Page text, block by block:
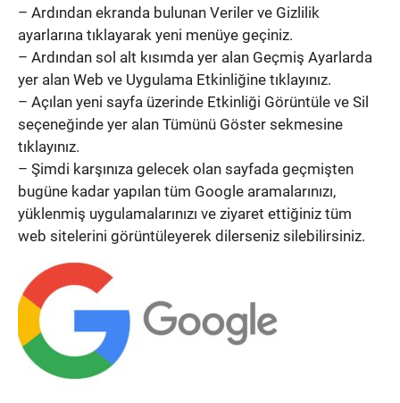
– Ardından ekranda bulunan Veriler ve Gizlilik
ayarlarına tıklayarak yeni menüye geçiniz.
– Ardından sol alt kısımda yer alan Geçmiş Ayarlarda
yer alan Web ve Uygulama Etkinliğine tıklayınız.
– Açılan yeni sayfa üzerinde Etkinliği Görüntüle ve Sil
seçeneğinde yer alan Tümünü Göster sekmesine
tıklayınız.
– Şimdi karşınıza gelecek olan sayfada geçmişten
bugüne kadar yapılan tüm Google aramalarınızı,
yüklenmiş uygulamalarınızı ve ziyaret ettiğiniz tüm
web sitelerini görüntüleyerek dilerseniz silebilirsiniz.